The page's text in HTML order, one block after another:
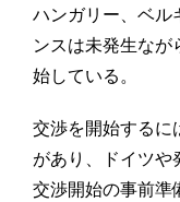
ハンガリー、ベル
ンスは未発生な
始している。
交渉を開始するに
があり、ドイツや
交渉開始の事前準